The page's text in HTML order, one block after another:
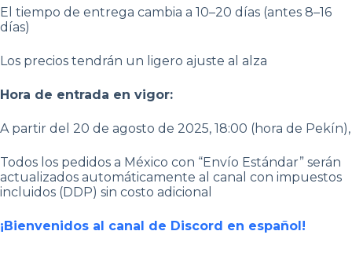
El tiempo de entrega cambia a 10–20 días (antes 8–16
días)
Los precios tendrán un ligero ajuste al alza
Hora de entrada en vigor:
A partir del 20 de agosto de 2025, 18:00 (hora de Pekín),
Todos los pedidos a México con “Envío Estándar” serán
actualizados automáticamente al canal con impuestos
incluidos (DDP) sin costo adicional
¡Bienvenidos al canal de Discord en español!